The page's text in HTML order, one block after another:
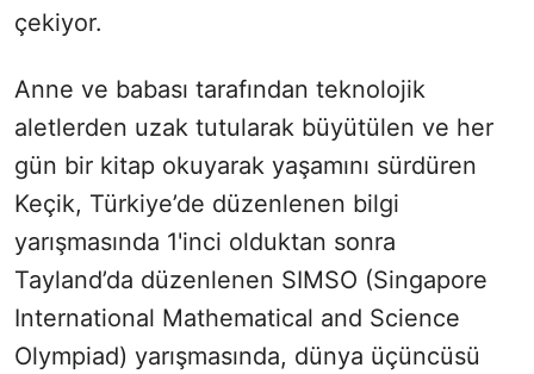
çekiyor.
Anne ve babası tarafından teknolojik
aletlerden uzak tutularak büyütülen ve her
gün bir kitap okuyarak yaşamını sürdüren
Keçik, Türkiye’de düzenlenen bilgi
yarışmasında 1'inci olduktan sonra
Tayland’da düzenlenen SIMSO (Singapore
International Mathematical and Science
Olympiad) yarışmasında, dünya üçüncüsü